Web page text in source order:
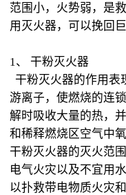
范围小，火势弱，是
用灭火器，可以挽回巨
1、 干粉灭火器
干粉灭火器的作用表
游离子，使燃烧的连
解时吸收大量的热，
和稀释燃烧区空气中氧
干粉灭火器的灭火范
电气火灾以及不宜用
以扑救带电物质火灾